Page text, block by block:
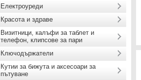
Електроуреди
Красота и здраве
Визитници, калъфи за таблет и
телефон, клипсове за пари
Ключодържатели
Кутии за бижута и аксесоари за
пътуване